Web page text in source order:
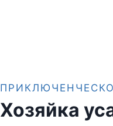
Хозяйка